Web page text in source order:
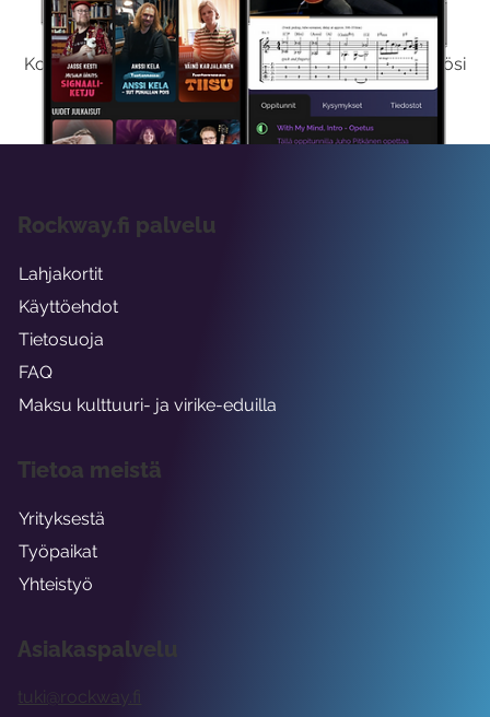
Kokeile Ilmaiseksi
Kokeilemalla ilmaiseksi saat koko sisältömme käyttöösi
viikon ajaksi.
Asiakaspalvelu
tuki@rockway.fi
Rockway.fi palvelu
Lahjakortit
Käyttöehdot
Tietosuoja
FAQ
Maksu kulttuuri- ja virike-eduilla
Tietoa meistä
Yrityksestä
Työpaikat
Yhteistyö